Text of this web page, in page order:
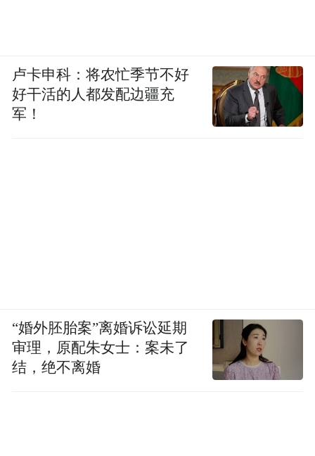
卢卡申科：将农忙季节不好
好干活的人都发配边疆充
军！
“婚外胚胎案”离婚诉讼延期
审理，原配朱女士：案未了
结，绝不离婚